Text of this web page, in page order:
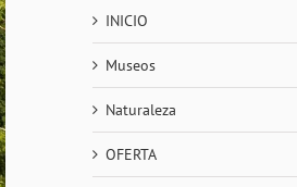
INICIO
Museos
Naturaleza
OFERTA